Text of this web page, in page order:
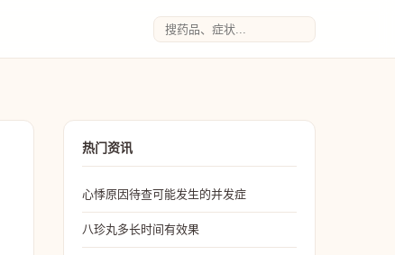
热门资讯
心悸原因待查可能发生的并发症
八珍丸多长时间有效果